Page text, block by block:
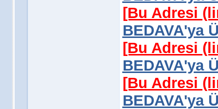
[Bu Adresi
BEDAVA'ya
[Bu Adresi
BEDAVA'ya
[Bu Adresi
BEDAVA'ya